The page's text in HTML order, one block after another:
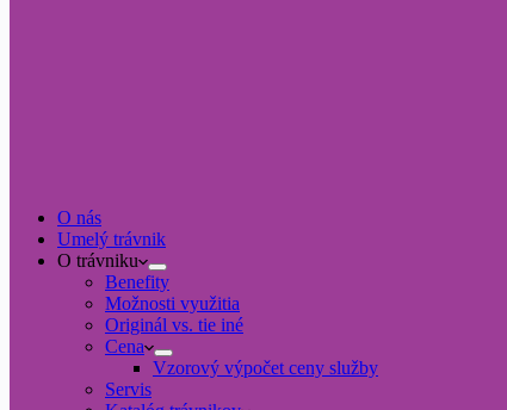
O nás
Umelý trávnik
O trávniku
Benefity
Možnosti využitia
Originál vs. tie iné
Cena
Vzorový výpočet ceny služby
Servis